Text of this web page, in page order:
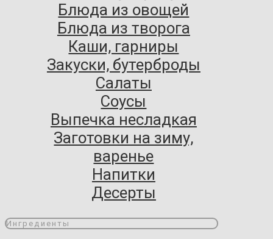
Блюда из овощей
Блюда из творога
Каши, гарниры
Закуски, бутерброды
Салаты
Соусы
Выпечка несладкая
Заготовки на зиму,
варенье
Напитки
Десерты
Ингредиенты